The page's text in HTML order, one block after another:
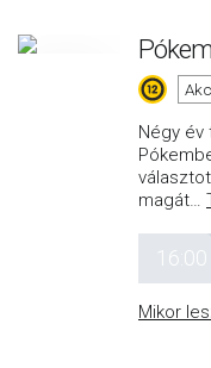
Négy év
magát…
16:00
Mikor